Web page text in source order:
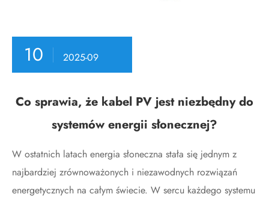
10 2025-09
Co sprawia, że ​​kabel PV jest niezbędny do
systemów energii słonecznej?
W ostatnich latach energia słoneczna stała się jednym z
najbardziej zrównoważonych i niezawodnych rozwiązań
energetycznych na całym świecie. W sercu każdego systemu